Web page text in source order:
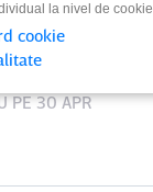
PE 30 APR
la nivel de
cookie